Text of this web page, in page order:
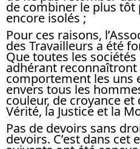
de combiner le plus
encore isolés ;
Pour ces raisons,
des Travailleurs a été
Que toutes les
adhérant
comportement les uns
envers tous les
couleur, de croyance
Vérité, la Justice et la
Pas de devoirs sans
devoirs. C’est dans cet